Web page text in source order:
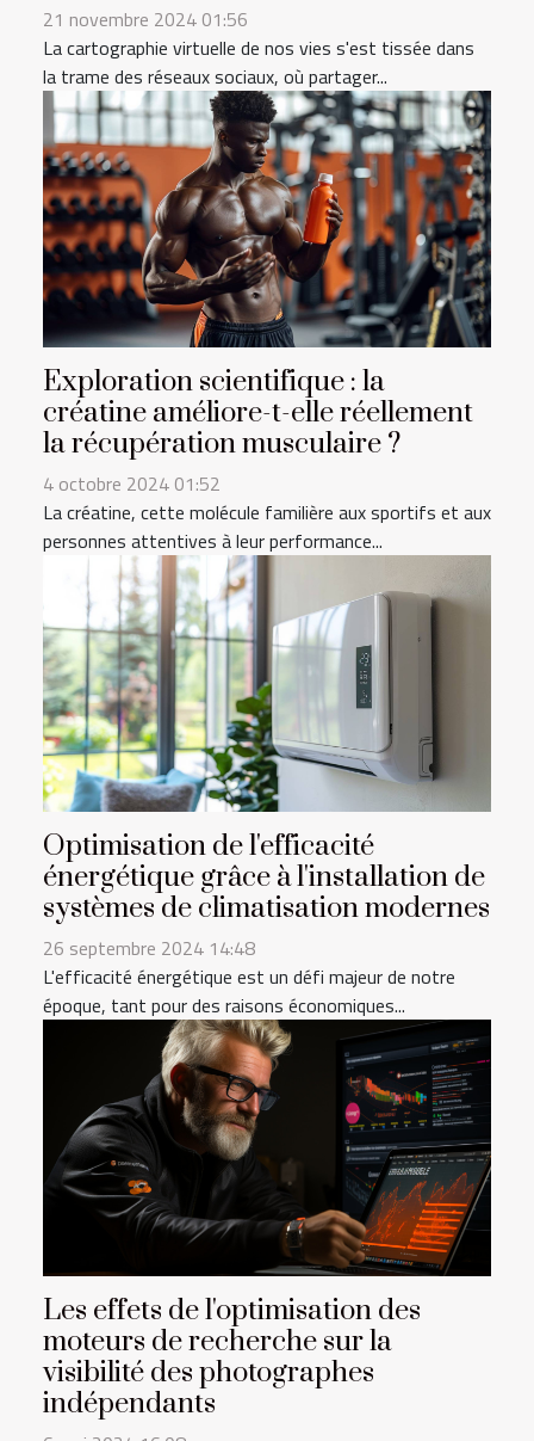
21 novembre 2024 01:56
La cartographie virtuelle de nos vies s'est tissée dans
la trame des réseaux sociaux, où partager...
Exploration scientifique : la
créatine améliore-t-elle réellement
la récupération musculaire ?
4 octobre 2024 01:52
La créatine, cette molécule familière aux sportifs et aux
personnes attentives à leur performance...
Optimisation de l'efficacité
énergétique grâce à l'installation de
systèmes de climatisation modernes
26 septembre 2024 14:48
L'efficacité énergétique est un défi majeur de notre
époque, tant pour des raisons économiques...
Les effets de l'optimisation des
moteurs de recherche sur la
visibilité des photographes
indépendants